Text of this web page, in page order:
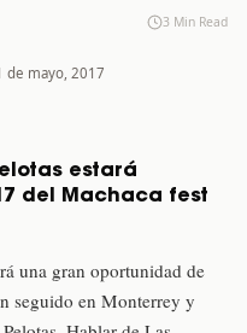
3 Min Read
de mayo, 2017
estará
del Machaca fest
una gran oportunidad de
seguido en Monterrey y